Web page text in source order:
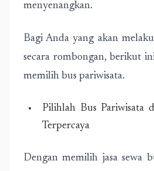
menyenangkan.
Bagi Anda yang akan
secara rombongan, berikut
memilih bus pariwisata.
Pilihlah Bus Pariwisata
Terpercaya
Dengan memilih jasa sewa